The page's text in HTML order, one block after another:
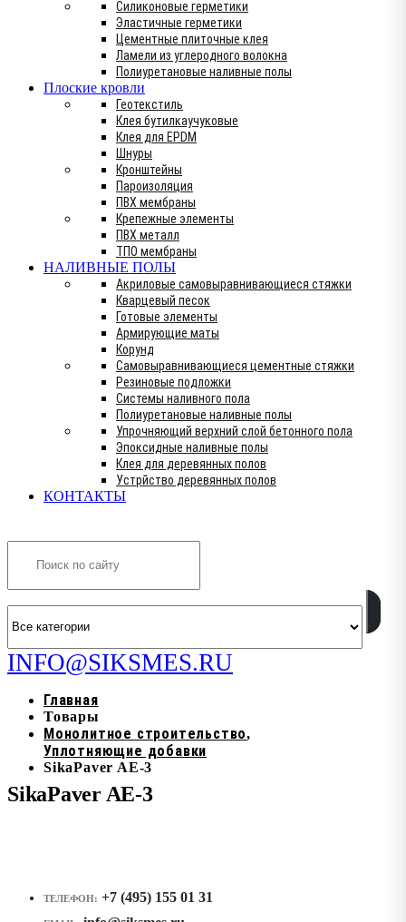
Силиконовые герметики
Эластичные герметики
Цементные плиточные клея
Ламели из углеродного волокна
Полиуретановые наливные полы
Плоские кровли
Геотекстиль
Клея бутилкаучуковые
Клея для EPDM
Шнуры
Кронштейны
Пароизоляция
ПВХ мембраны
Крепежные элементы
ПВХ металл
ТПО мембраны
НАЛИВНЫЕ ПОЛЫ
Акриловые самовыравнивающиеся стяжки
Кварцевый песок
Готовые элементы
Армирующие маты
Корунд
Самовыравнивающиеся цементные стяжки
Резиновые подложки
Системы наливного пола
Полиуретановые наливные полы
Упрочняющий верхний слой бетонного пола
Эпоксидные наливные полы
Клея для деревянных полов
Устрйство деревянных полов
КОНТАКТЫ
INFO@SIKSMES.RU
Главная
Товары
Монолитное строительство,
Уплотняющие добавки
SikaPaver AE-3
SikaPaver AE-3
ТЕЛЕФОН: +7 (495) 155 01 31